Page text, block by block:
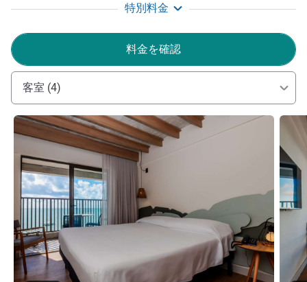
Welcome to ibis Styles Maragogi, for beachfront
comfort, style and practicality. Enjoy the Brazilian
Caribbean with our dedicated staff, the first ibis hotel on
the sand in Brazil. Bruna Lira - Manager.
Bruna Lira ホテル経営
特別料金
料金を確認
客室 (4)
詳細を表示 詳細